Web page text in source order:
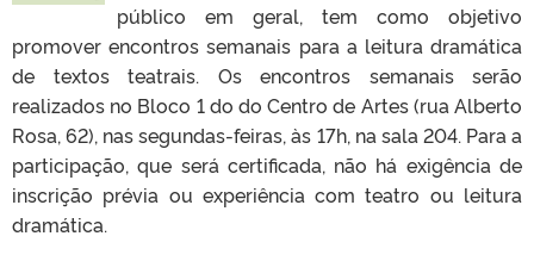
público em geral, tem como objetivo
promover encontros semanais para a leitura dramática
de textos teatrais. Os encontros semanais serão
realizados no Bloco 1 do do Centro de Artes (rua Alberto
Rosa, 62), nas segundas-feiras, às 17h, na sala 204. Para a
participação, que será certificada, não há exigência de
inscrição prévia ou experiência com teatro ou leitura
dramática.